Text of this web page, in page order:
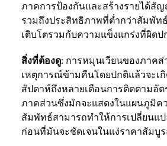
ภาคการป้องกันและสร้างรายได้สั
รวมถึงประสิทธิภาพที่ต่ำกว่าสัมพัท
เติบโตรวมกับความแข็งแกร่งที่ผิด
สิ่งที่ต้องดู: การหมุนเวียนของภาค
เหตุการณ์ข้ามคืนโดยปกติแล้วจะเ
สัปดาห์ถึงหลายเดือนการติดตามอัต
ภาคส่วนซึ่งมักจะแสดงในแผนภูมิค
สัมพัทธ์สามารถทำให้การเปลี่ยนแ
ก่อนที่มันจะชัดเจนในแง่ราคาสัมบู